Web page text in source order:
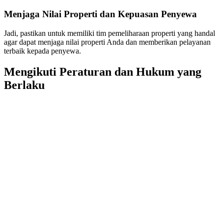
Menjaga Nilai Properti dan Kepuasan Penyewa
Jadi, pastikan untuk memiliki tim pemeliharaan properti yang handal
agar dapat menjaga nilai properti Anda dan memberikan pelayanan
terbaik kepada penyewa.
Mengikuti Peraturan dan Hukum yang
Berlaku